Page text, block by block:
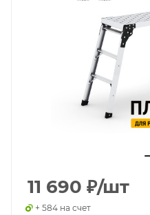
11 690 ₽/шт
+ 584 на счет